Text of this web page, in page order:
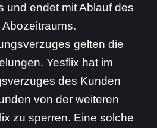
und endet mit Ablauf des
Abozeitraums.
gelten die
Yesflix hat im
des Kunden
von der weiteren
zu sperren. Eine solche